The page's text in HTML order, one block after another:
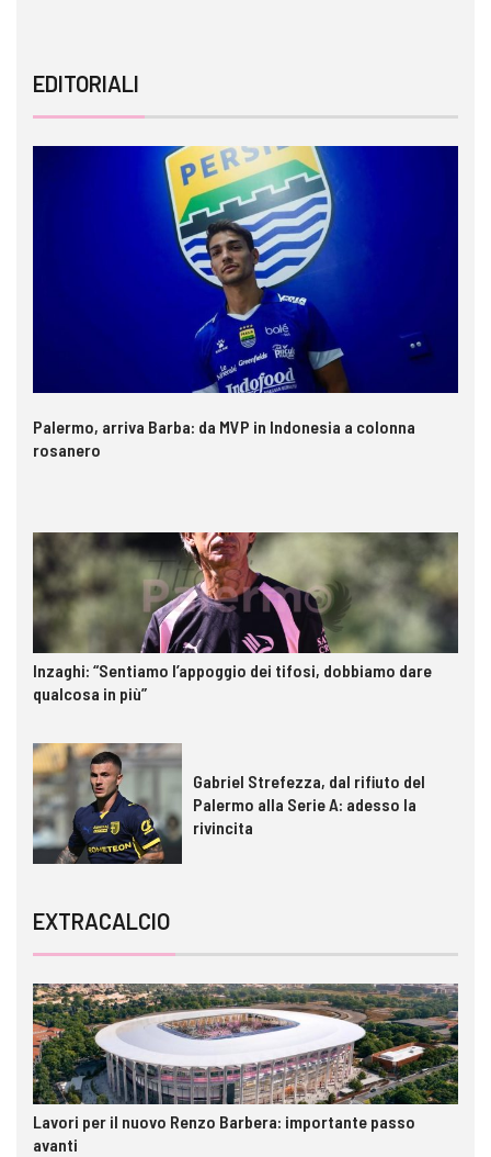
EDITORIALI
Palermo, arriva Barba: da MVP in Indonesia a colonna
rosanero
Inzaghi: “Sentiamo l’appoggio dei tifosi, dobbiamo dare
qualcosa in più”
Gabriel Strefezza, dal rifiuto del
Palermo alla Serie A: adesso la
rivincita
EXTRACALCIO
Lavori per il nuovo Renzo Barbera: importante passo
avanti